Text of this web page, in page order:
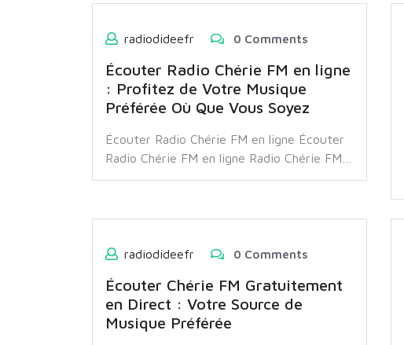
radiodideefr 0 Comments
Écouter Radio Chérie FM en ligne
: Profitez de Votre Musique
Préférée Où Que Vous Soyez
Écouter Radio Chérie FM en ligne Écouter
Radio Chérie FM en ligne Radio Chérie FM…
radiodideefr 0 Comments
Écouter Chérie FM Gratuitement
en Direct : Votre Source de
Musique Préférée